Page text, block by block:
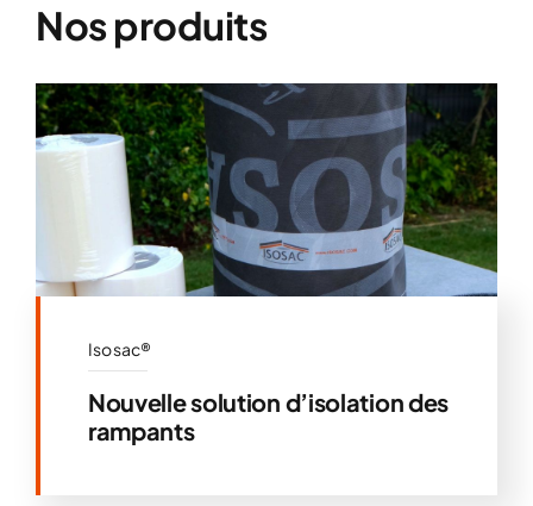
Nos produits
Isosac®
Nouvelle solution d’isolation des
rampants